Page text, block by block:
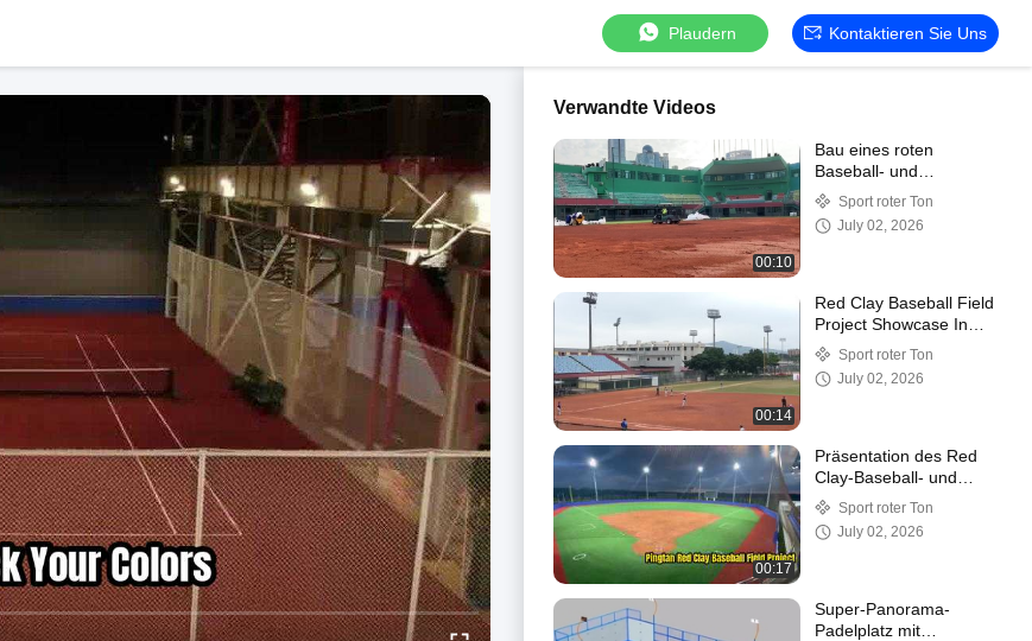
Plaudern Kontaktieren Sie Uns
Verwandte Videos
00:10
Bau eines roten
Baseball- und
Softballfeldes im Tianhe
Sports Center
Guangzhou
Sport roter Ton
July 02, 2026
00:14
Red Clay Baseball Field
Project Showcase In
Huangcun Guangzhou
China
Sport roter Ton
July 02, 2026
00:17
Präsentation des Red
Clay-Baseball- und
Softballfeldprojekts in
Pingtan Fujian, China
Sport roter Ton
July 02, 2026
Super-Panorama-
Padelplatz mit